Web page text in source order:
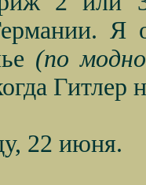
Я
(по
22 июня.